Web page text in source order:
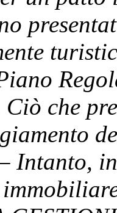
che
Intanto,